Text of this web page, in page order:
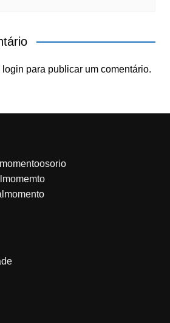
login para publicar um comentário.